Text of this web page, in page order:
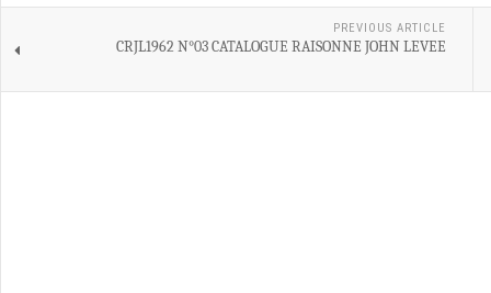
PREVIOUS ARTICLE
CRJL1962 N°03 CATALOGUE RAISONNE JOHN LEVEE